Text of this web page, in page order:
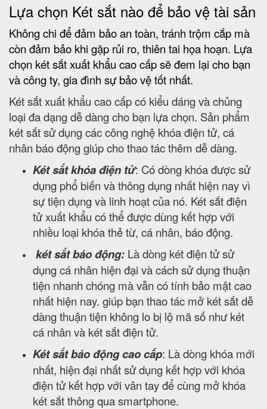
Lựa chọn Két sắt nào để bảo vệ tài sản
Không chi để đảm bảo an toàn, tránh trộm cắp mà
còn đảm bảo khi gặp rủi ro, thiên tai họa hoạn. Lựa
chọn két sắt xuất khẩu cao cấp sẽ đem lại cho bạn
và công ty, gia đình sự bảo vệ tốt nhất.
Két sắt xuất khẩu cao cấp có kiểu dáng và chủng
loại đa dạng dễ dàng cho bạn lựa chọn. Sản phẩm
két sắt sử dụng các công nghệ khóa điện tử, cá
nhân báo động giúp cho thao tác thêm dễ dàng.
Két sắt khóa điện tử: Có dòng khóa được sử
dụng phổ biến và thông dụng nhất hiện nay vì
sự tiện dụng và linh hoạt của nó. Két sắt điện
tử xuất khẩu có thể được dùng kết hợp với
nhiều loại khóa thẻ từ, cá nhân, báo động.
két sắt báo động: Là dòng két điện tử sử
dụng cá nhân hiện đại và cách sử dụng thuận
tiện nhanh chóng mà vẫn có tính bảo mật cao
nhất hiện nay. giúp bạn thao tác mở két sắt dễ
dàng thuận tiện không lo bị lộ mã số như két
cá nhân và két sắt điện tử.
Két sắt báo động cao cấp: Là dòng khóa mới
nhất, hiện đại nhất sử dụng kết hợp với khóa
điện tử kết hợp với vân tay để cùng mở khóa
két sắt thông qua smartphone.